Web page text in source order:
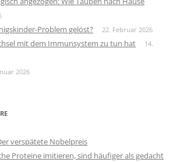
Problem gelöst? 22. Februar 2026
mit dem Immunsystem zu tun hat
14.
2026
verspätete Nobelpreis
Proteine imitieren, sind häufiger als gedacht